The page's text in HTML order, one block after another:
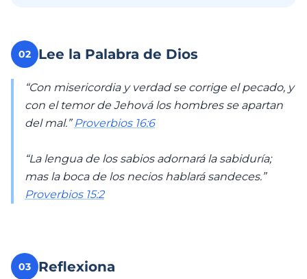
02 Lee la Palabra de Dios
“Con misericordia y verdad se corrige el pecado, y
con el temor de Jehová los hombres se apartan
del mal.” Proverbios 16:6
“La lengua de los sabios adornará la sabiduría;
mas la boca de los necios hablará sandeces.”
Proverbios 15:2
03 Reflexiona